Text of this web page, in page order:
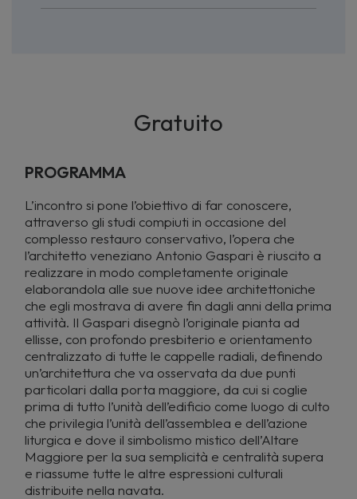
Gratuito
PROGRAMMA
L’incontro si pone l’obiettivo di far conoscere,
attraverso gli studi compiuti in occasione del
complesso restauro conservativo, l’opera che
l’architetto veneziano Antonio Gaspari è riuscito a
realizzare in modo completamente originale
elaborandola alle sue nuove idee architettoniche
che egli mostrava di avere fin dagli anni della prima
attività. Il Gaspari disegnò l’originale pianta ad
ellisse, con profondo presbiterio e orientamento
centralizzato di tutte le cappelle radiali, definendo
un’architettura che va osservata da due punti
particolari dalla porta maggiore, da cui si coglie
prima di tutto l’unità dell’edificio come luogo di culto
che privilegia l’unità dell’assemblea e dell’azione
liturgica e dove il simbolismo mistico dell’Altare
Maggiore per la sua semplicità e centralità supera
e riassume tutte le altre espressioni culturali
distribuite nella navata.